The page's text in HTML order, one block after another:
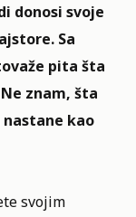
donosi svoje
Sa
pita šta
znam, šta
kao
svojim